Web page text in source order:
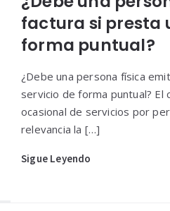
factura si presta
forma puntual?
¿Debe una persona física
servicio de forma puntual?
ocasional de servicios por
relevancia la […]
Sigue Leyendo